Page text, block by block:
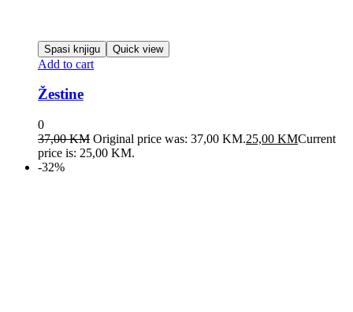
Spasi knjigu Quick view
Add to cart
Žestine
0
37,00KM Original price was: 37,00 KM.25,00 KMCurrent
price is: 25,00 KM.
-32%